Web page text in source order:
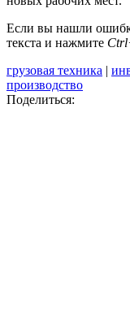
Если вы нашли
текста и нажмите
грузовая техника |
производство
Поделиться: